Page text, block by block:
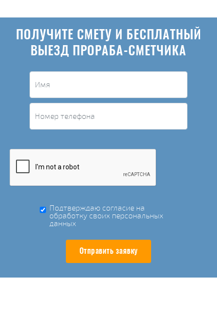
ПОЛУЧИТЕ СМЕТУ И БЕСПЛАТНЫЙ
ВЫЕЗД ПРОРАБА-СМЕТЧИКА
Подтверждаю согласие на
обработку своих персональных
данных
Отправить заявку